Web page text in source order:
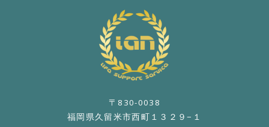
〒830-0038
福岡県久留米市西町１３２９−１